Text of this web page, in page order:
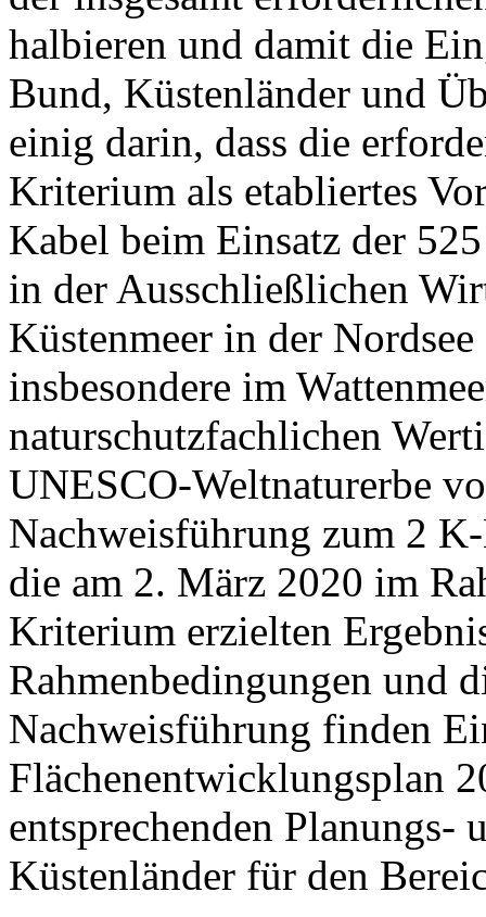
halbieren und damit die
Bund, Küstenländer und
einig darin, dass die
Kriterium als etabliertes
Kabel beim Einsatz der
in der Ausschließlichen
Küstenmeer in der
insbesondere im
naturschutzfachlichen
UNESCO-Weltnaturerbe
Nachweisführung zum 2
die am 2. März 2020 im
Kriterium erzielten
Rahmenbedingungen und
Nachweisführung finden
Flächenentwicklungsplan
entsprechenden Planungs-
Küstenländer für den